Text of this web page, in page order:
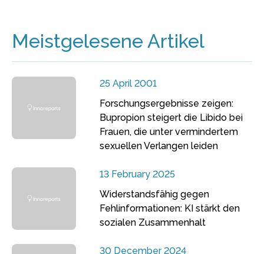
Meistgelesene Artikel
25 April 2001
Forschungsergebnisse zeigen:
Bupropion steigert die Libido bei
Frauen, die unter vermindertem
sexuellen Verlangen leiden
13 February 2025
Widerstandsfähig gegen
Fehlinformationen: KI stärkt den
sozialen Zusammenhalt
30 December 2024